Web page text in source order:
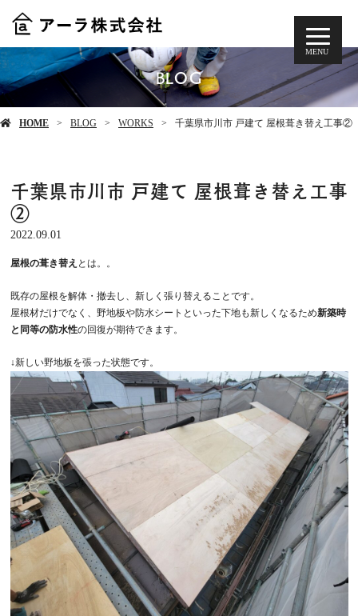
MENU
BLOG
HOME BLOG WORKS 千葉県市川市 戸建て 屋根葺き替え工事②
千葉県市川市 戸建て 屋根葺き替え工事
②
2022.09.01
屋根の葺き替え とは。。
既存の屋根を解体・撤去し、新しく張り替えることです。
屋根材だけでなく、野地板や防水シートといった下地も新しくなるため新築時
と同等の防水性の回復が期待できます。
↓新しい野地板を張った状態です。